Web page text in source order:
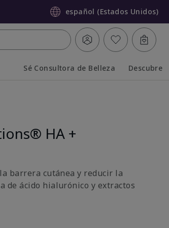
español (Estados Unidos)
Sé Consultora de Belleza Descubre
HA +
barrera cutánea y reducir la
de ácido hialurónico y extractos